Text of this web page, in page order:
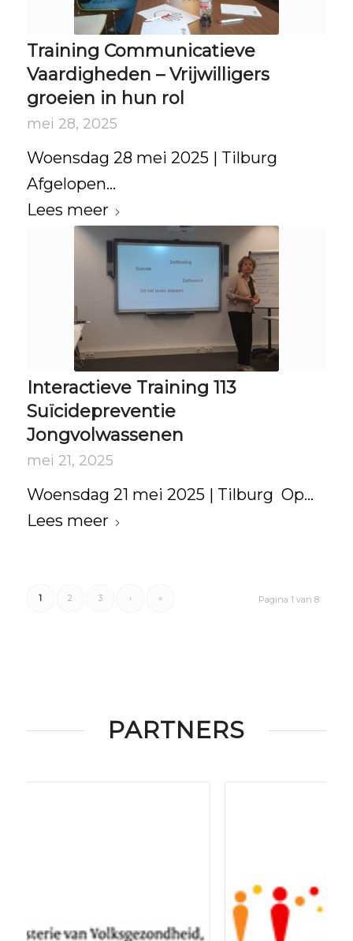
Training Communicatieve
Vaardigheden – Vrijwilligers
groeien in hun rol
mei 28, 2025
Woensdag 28 mei 2025 | Tilburg
Afgelopen…
Lees meer
Interactieve Training 113
Suïcidepreventie
Jongvolwassenen
mei 21, 2025
Woensdag 21 mei 2025 | Tilburg Op…
Lees meer
Pagina 1 van 8
1 2 3 › »
PARTNERS